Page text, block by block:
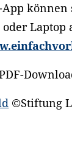
App
oder
©Stiftung